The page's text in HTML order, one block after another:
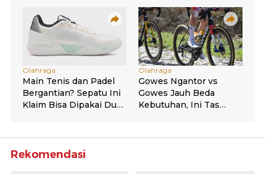
Rekomendasi